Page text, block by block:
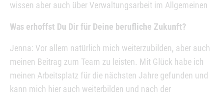
wissen aber auch über Verwaltungsarbeit im Allgemeinen
Was erhoffst Du Dir für Deine berufliche Zukunft?
Jenna: Vor allem natürlich mich weiterzubilden, aber auch
meinen Beitrag zum Team zu leisten. Mit Glück habe ich
meinen Arbeitsplatz für die nächsten Jahre gefunden und
kann mich hier auch weiterbilden und nach der